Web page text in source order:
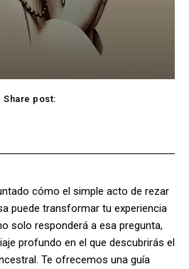
Share post:
cómo el simple acto de rezar
puede transformar tu experiencia
solo responderá a esa pregunta,
profundo en el que descubrirás el
Te ofrecemos una guía